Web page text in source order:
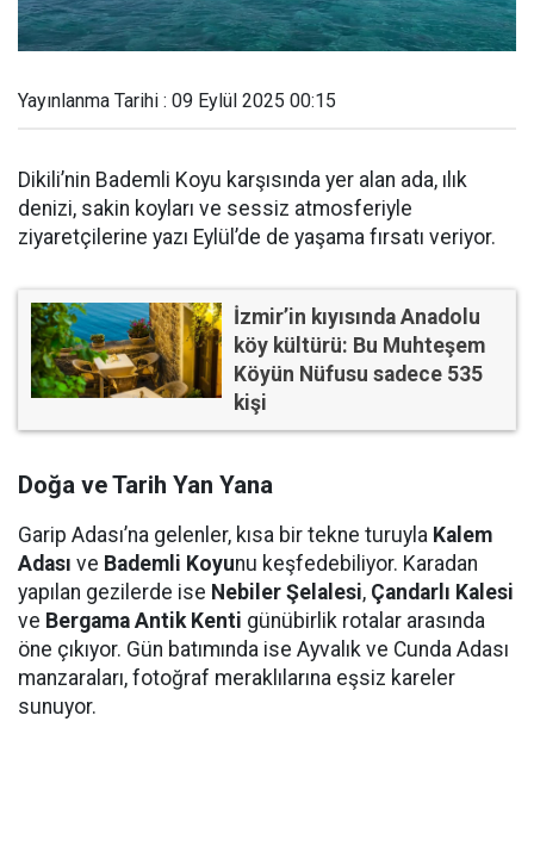
Yayınlanma Tarihi : 09 Eylül 2025 00:15
Dikili’nin Bademli Koyu karşısında yer alan ada, ılık
denizi, sakin koyları ve sessiz atmosferiyle
ziyaretçilerine yazı Eylül’de de yaşama fırsatı veriyor.
İzmir’in kıyısında Anadolu
köy kültürü: Bu Muhteşem
Köyün Nüfusu sadece 535
kişi
Doğa ve Tarih Yan Yana
Garip Adası’na gelenler, kısa bir tekne turuyla Kalem
Adası ve Bademli Koyunu keşfedebiliyor. Karadan
yapılan gezilerde ise Nebiler Şelalesi, Çandarlı Kalesi
ve Bergama Antik Kenti günübirlik rotalar arasında
öne çıkıyor. Gün batımında ise Ayvalık ve Cunda Adası
manzaraları, fotoğraf meraklılarına eşsiz kareler
sunuyor.